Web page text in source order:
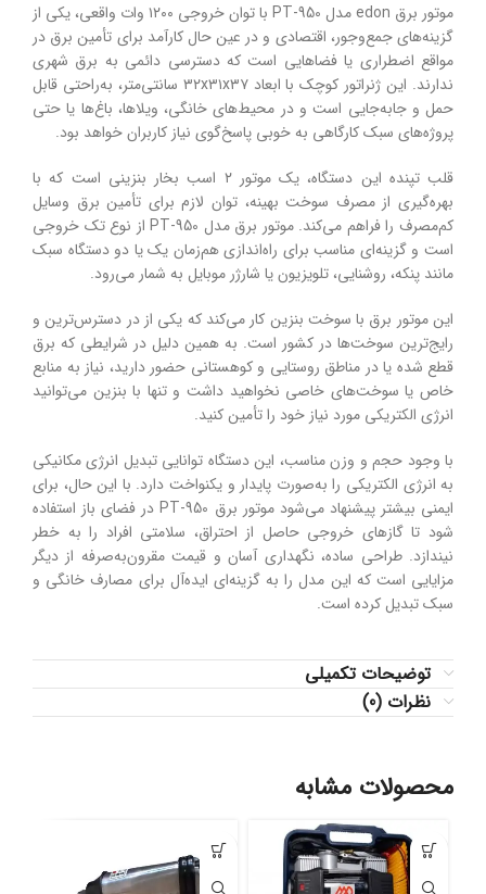
موتور برق edonمدل PT-950 باتوانخروجی ۱۲۰۰ وات واقعی، یکی از
گزینه‌هایجمع‌وجور، اقتصادی و در عینحالکارآمد برای تأمین برق در
مواقع اضطراری یافضاهایی است کهدسترسی دائمی به برق شهری
ندارند. این ژنراتور کوچک با ابعاد ۳۲x۳۱x۳۷ سانتی‌متر، به‌راحتی قابل
حمل وجابه‌جایی است ودر محیط‌های خانگی، ویلاها، باغ‌ها یا حتی
پروژه‌های سبککارگاهی بهخوبی پاسخ‌گوی نیاز کاربرانخواهد بود.
قلبتپنده این دستگاه، یکموتور۲ اسب بخار بنزینی است که با
بهره‌گیری ازمصرف سوخت بهینه، توان لازم برای تأمین برق وسایل
کم‌مصرف رافراهم می‌کند. موتور برقمدل PT-950 از نوعتک‌ خروجی
است وگزینه‌ای مناسب برای راه‌اندازیهم‌زمان یکیا دودستگاه سبک
مانند پنکه، روشنایی، تلویزیونیا شارژر موبایل به شمار می‌رود.
اینموتور برق با سوخت بنزین کارمی‌کندکه یکی ازدر دسترس‌ترین و
رایج‌ترین سوخت‌ها در کشور است. به همین دلیل در شرایطی که برق
قطع شده یادر مناطق روستایی وکوهستانی حضوردارید، نیاز به منابع
خاص یا سوخت‌های خاصی نخواهید داشت وتنها با بنزین می‌توانید
انرژی الکتریکی مورد نیاز خود راتأمینکنید.
با وجود حجم و وزنمناسب، ایندستگاه تواناییتبدیل انرژیمکانیکی
به انرژی الکتریکی را به‌صورت پایدار ویکنواخت دارد. با اینحال، برای
ایمنی بیشترپیشنهادمی‌شودموتور برق PT-950 در فضای باز استفاده
شود تاگازهای خروجیحاصل از احتراق، سلامتی افراد را به خطر
نیندازد.طراحی ساده، نگهداریآسان و قیمتمقرون‌به‌صرفه از دیگر
مزایایی استکه این مدل را بهگزینه‌ای ایده‌آل برای مصارف خانگی و
سبکتبدیل کرده است.
توضیحات تکمیلی
نظرات (0)
محصولات مشابه